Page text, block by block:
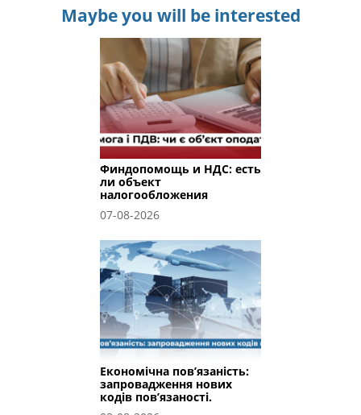
Maybe you will be interested
Финдопомощь и НДС: есть
ли объект
налогообложения
07-08-2026
Економічна пов’язаність:
запровадження нових
кодів пов’язаності.